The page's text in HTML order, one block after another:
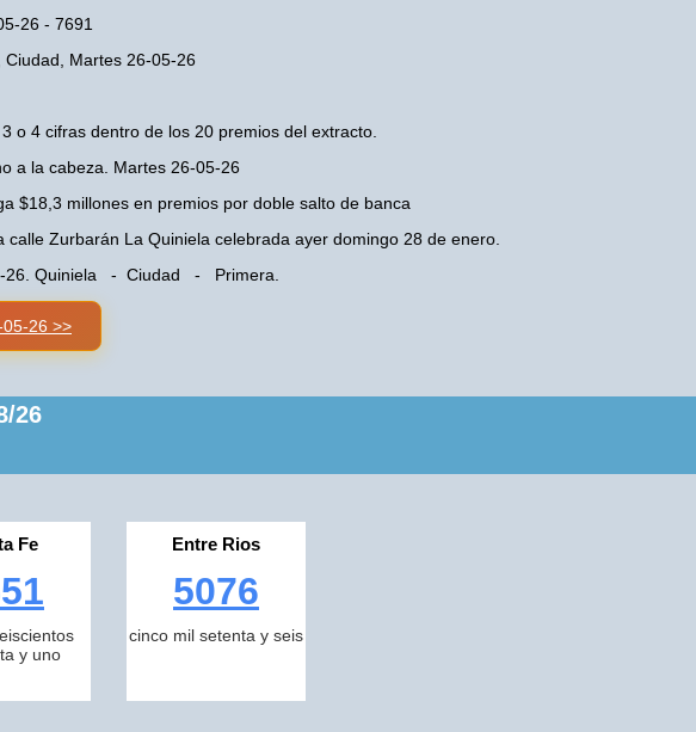
26 - 7691
Martes 26-05-26
o 4 cifras dentro de los 20 premios del extracto.
a la cabeza. Martes 26-05-26
$18,3 millones en premios por doble salto de banca
Zurbarán La Quiniela celebrada ayer domingo 28 de enero.
26. Quiniela - Ciudad - Primera.
05-26 >>
26
Fe
y uno
Entre Rios
5076
cinco mil setenta y seis